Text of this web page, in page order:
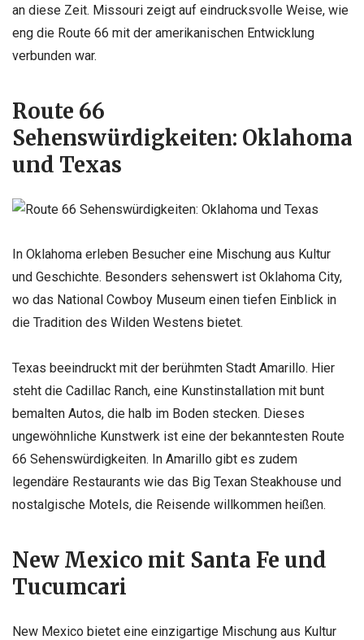
an diese Zeit. Missouri zeigt auf eindrucksvolle Weise, wie
eng die Route 66 mit der amerikanischen Entwicklung
verbunden war.
Route 66
Sehenswürdigkeiten: Oklahoma
und Texas
In Oklahoma erleben Besucher eine Mischung aus Kultur
und Geschichte. Besonders sehenswert ist Oklahoma City,
wo das National Cowboy Museum einen tiefen Einblick in
die Tradition des Wilden Westens bietet.
Texas beeindruckt mit der berühmten Stadt Amarillo. Hier
steht die Cadillac Ranch, eine Kunstinstallation mit bunt
bemalten Autos, die halb im Boden stecken. Dieses
ungewöhnliche Kunstwerk ist eine der bekanntesten Route
66 Sehenswürdigkeiten. In Amarillo gibt es zudem
legendäre Restaurants wie das Big Texan Steakhouse und
nostalgische Motels, die Reisende willkommen heißen.
New Mexico mit Santa Fe und
Tucumcari
New Mexico bietet eine einzigartige Mischung aus Kultur